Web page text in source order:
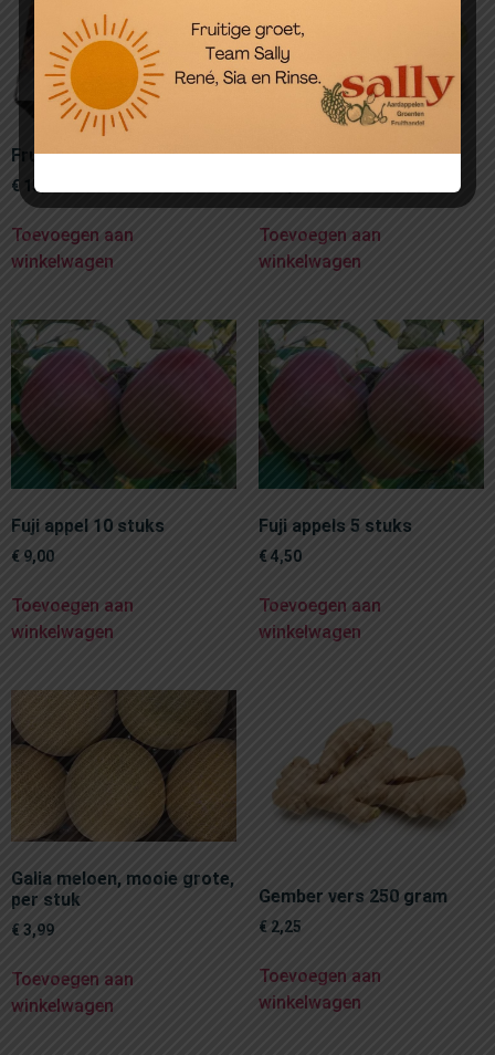
Fruitmand in doos
€ 15,00
Toevoegen aan
winkelwagen
Fruitmand Zilver
Toevoegen aan
winkelwagen
Fuji appel 10 stuks
€ 9,00
Toevoegen aan
winkelwagen
Fuji appels 5 stuks
€4,50
Toevoegen aan
winkelwagen
Galia meloen, mooie grote,
per stuk
€ 3,99
Toevoegen aan
winkelwagen
Gember vers 250 gram
€ 2,25
Toevoegen aan
winkelwagen